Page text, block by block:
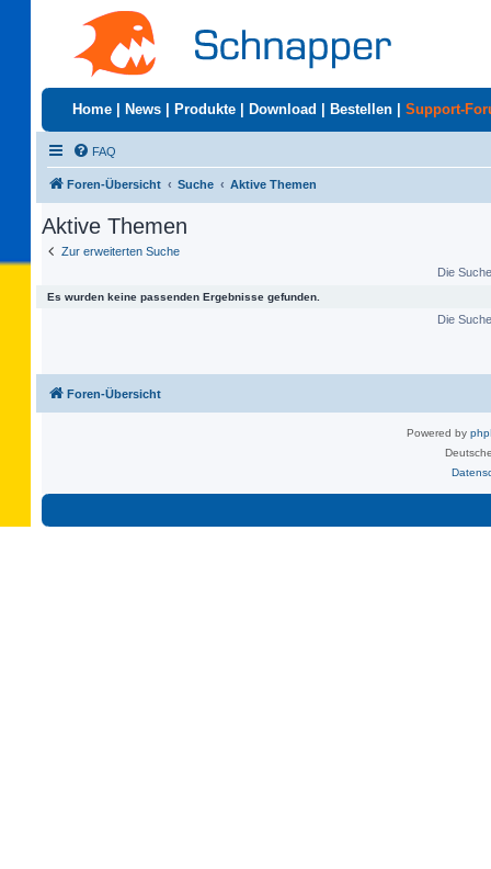
Home News Produkte Download Bestellen Support-
FAQ
Foren-Übersicht Suche Aktive Themen
Aktive Themen
Zur erweiterten Suche
Die
Es wurden keine passenden Ergebnisse gefunden.
Die
Foren-Übersicht
Powered by